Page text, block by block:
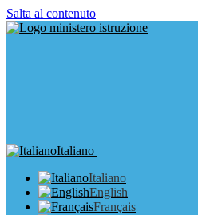
Salta al contenuto
Italiano
Italiano
English
Français